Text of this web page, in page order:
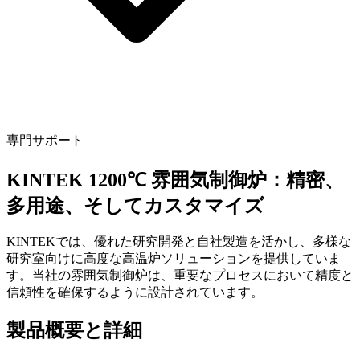
専門サポート
KINTEK 1200℃ 雰囲気制御炉：精密、
多用途、そしてカスタマイズ
KINTEKでは、優れた研究開発と自社製造を活かし、多様な
研究室向けに高度な高温炉ソリューションを提供していま
す。当社の雰囲気制御炉は、重要なプロセスにおいて精度と
信頼性を確保するように設計されています。
製品概要と詳細